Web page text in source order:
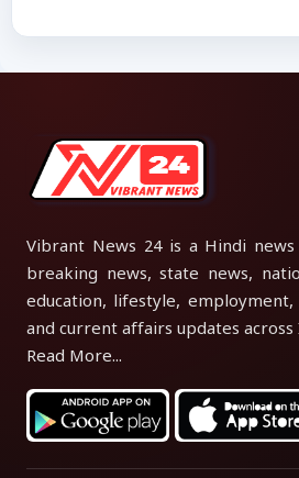
Vibrant News 24 is a Hindi
breaking news, state news,
education, lifestyle,
and current affairs updates across
Read More...